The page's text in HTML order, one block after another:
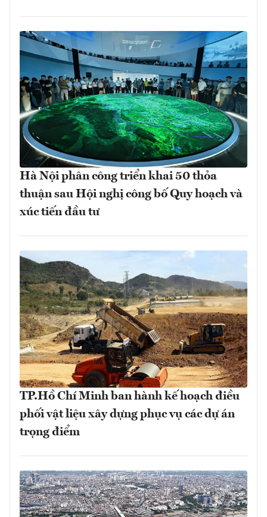
Hà Nội phân công triển khai 50 thỏa
thuận sau Hội nghị công bố Quy hoạch và
xúc tiến đầu tư
TP.Hồ Chí Minh ban hành kế hoạch điều
phối vật liệu xây dựng phục vụ các dự án
trọng điểm